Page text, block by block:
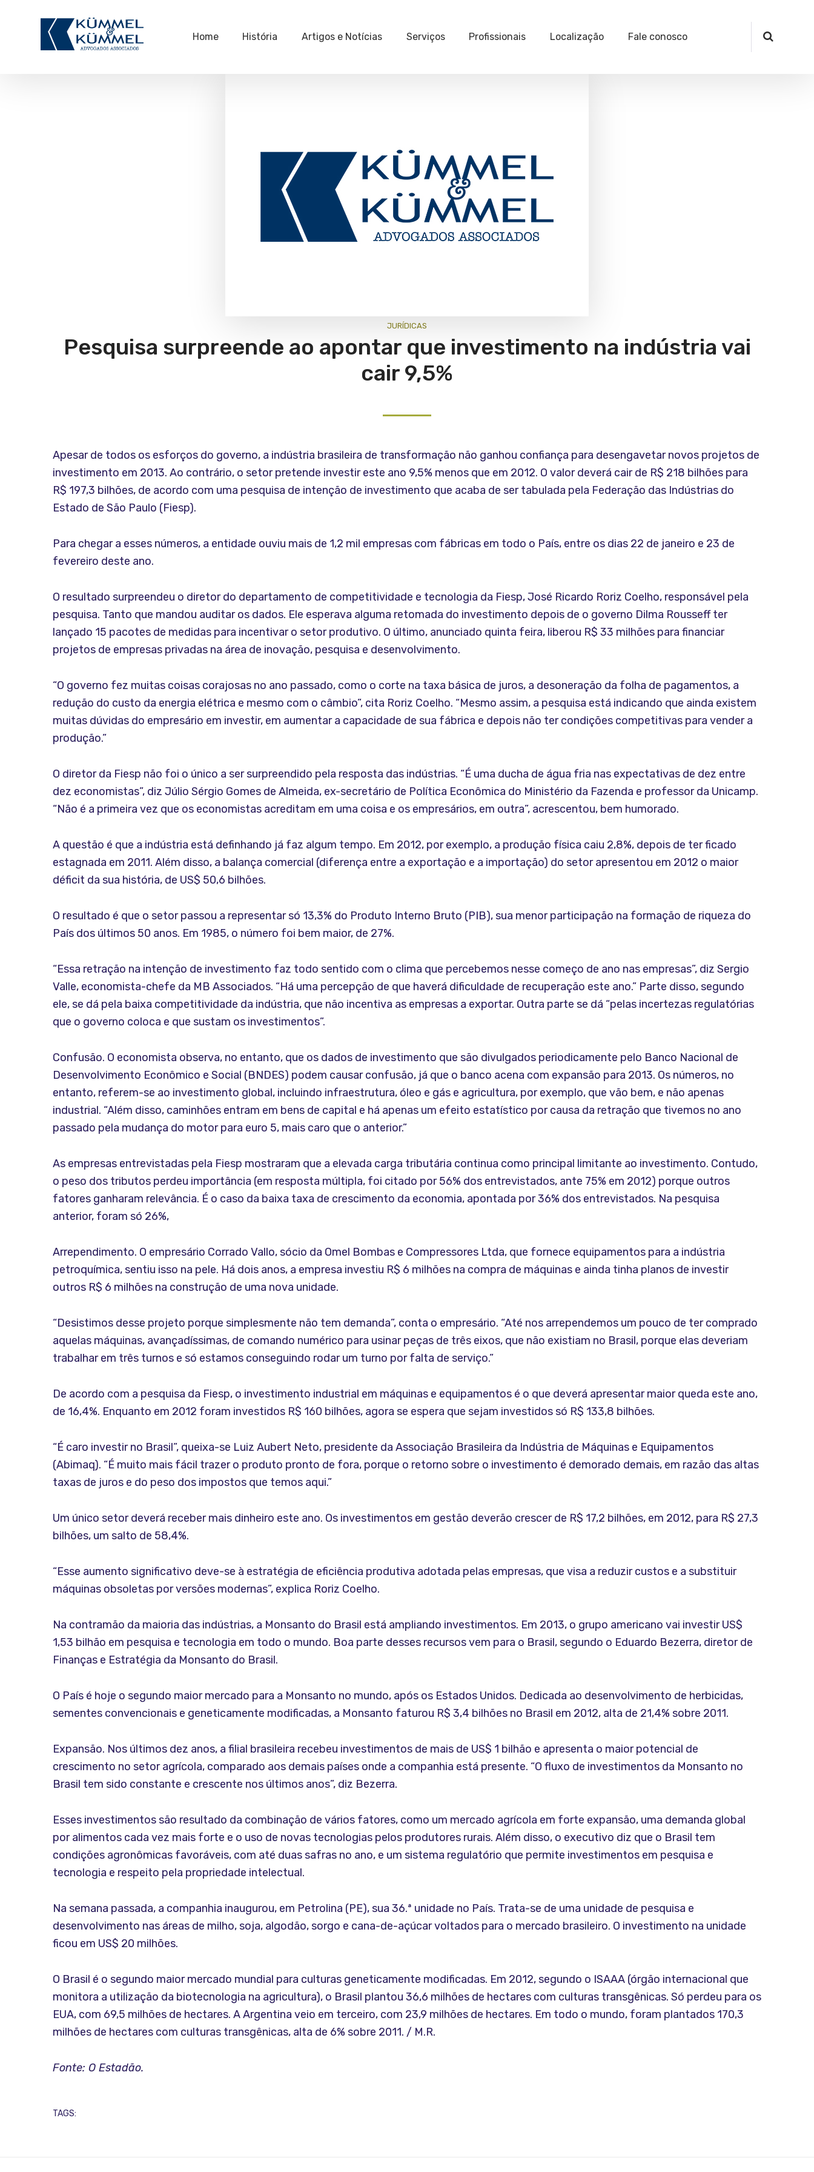
Home História Artigos e Notícias Serviços Profissionais Localização Fale conosco
JURÍ­DICAS
Pesquisa surpreende ao apontar que investimento na indústria vai
cair 9,5%
Apesar de todos os esforços do governo, a indústria brasileira de transformação não ganhou confiança para desengavetar novos projetos de
investimento em 2013. Ao contrário, o setor pretende investir este ano 9,5% menos que em 2012. O valor deverá cair de R$ 218 bilhões para
R$ 197,3 bilhões, de acordo com uma pesquisa de intenção de investimento que acaba de ser tabulada pela Federação das Indústrias do
Estado de São Paulo (Fiesp).
Para chegar a esses números, a entidade ouviu mais de 1,2 mil empresas com fábricas em todo o País, entre os dias 22 de janeiro e 23 de
fevereiro deste ano.
O resultado surpreendeu o diretor do departamento de competitividade e tecnologia da Fiesp, José Ricardo Roriz Coelho, responsável pela
pesquisa. Tanto que mandou auditar os dados. Ele esperava alguma retomada do investimento depois de o governo Dilma Rousseff ter
lançado 15 pacotes de medidas para incentivar o setor produtivo. O último, anunciado quinta feira, liberou R$ 33 milhões para financiar
projetos de empresas privadas na área de inovação, pesquisa e desenvolvimento.
“O governo fez muitas coisas corajosas no ano passado, como o corte na taxa básica de juros, a desoneração da folha de pagamentos, a
redução do custo da energia elétrica e mesmo com o câmbio”, cita Roriz Coelho. “Mesmo assim, a pesquisa está indicando que ainda existem
muitas dúvidas do empresário em investir, em aumentar a capacidade de sua fábrica e depois não ter condições competitivas para vender a
produção.”
O diretor da Fiesp não foi o único a ser surpreendido pela resposta das indústrias. “É uma ducha de água fria nas expectativas de dez entre
dez economistas”, diz Júlio Sérgio Gomes de Almeida, ex-secretário de Política Econômica do Ministério da Fazenda e professor da Unicamp.
“Não é a primeira vez que os economistas acreditam em uma coisa e os empresários, em outra”, acrescentou, bem humorado.
A questão é que a indústria está definhando já faz algum tempo. Em 2012, por exemplo, a produção física caiu 2,8%, depois de ter ficado
estagnada em 2011. Além disso, a balança comercial (diferença entre a exportação e a importação) do setor apresentou em 2012 o maior
déficit da sua história, de US$ 50,6 bilhões.
O resultado é que o setor passou a representar só 13,3% do Produto Interno Bruto (PIB), sua menor participação na formação de riqueza do
País dos últimos 50 anos. Em 1985, o número foi bem maior, de 27%.
“Essa retração na intenção de investimento faz todo sentido com o clima que percebemos nesse começo de ano nas empresas”, diz Sergio
Valle, economista-chefe da MB Associados. “Há uma percepção de que haverá dificuldade de recuperação este ano.” Parte disso, segundo
ele, se dá pela baixa competitividade da indústria, que não incentiva as empresas a exportar. Outra parte se dá “pelas incertezas regulatórias
que o governo coloca e que sustam os investimentos”.
Confusão. O economista observa, no entanto, que os dados de investimento que são divulgados periodicamente pelo Banco Nacional de
Desenvolvimento Econômico e Social (BNDES) podem causar confusão, já que o banco acena com expansão para 2013. Os números, no
entanto, referem-se ao investimento global, incluindo infraestrutura, óleo e gás e agricultura, por exemplo, que vão bem, e não apenas
industrial. “Além disso, caminhões entram em bens de capital e há apenas um efeito estatístico por causa da retração que tivemos no ano
passado pela mudança do motor para euro 5, mais caro que o anterior.”
As empresas entrevistadas pela Fiesp mostraram que a elevada carga tributária continua como principal limitante ao investimento. Contudo,
o peso dos tributos perdeu importância (em resposta múltipla, foi citado por 56% dos entrevistados, ante 75% em 2012) porque outros
fatores ganharam relevância. É o caso da baixa taxa de crescimento da economia, apontada por 36% dos entrevistados. Na pesquisa
anterior, foram só 26%,
Arrependimento. O empresário Corrado Vallo, sócio da Omel Bombas e Compressores Ltda, que fornece equipamentos para a indústria
petroquímica, sentiu isso na pele. Há dois anos, a empresa investiu R$ 6 milhões na compra de máquinas e ainda tinha planos de investir
outros R$ 6 milhões na construção de uma nova unidade.
“Desistimos desse projeto porque simplesmente não tem demanda”, conta o empresário. “Até nos arrependemos um pouco de ter comprado
aquelas máquinas, avançadíssimas, de comando numérico para usinar peças de três eixos, que não existiam no Brasil, porque elas deveriam
trabalhar em três turnos e só estamos conseguindo rodar um turno por falta de serviço.”
De acordo com a pesquisa da Fiesp, o investimento industrial em máquinas e equipamentos é o que deverá apresentar maior queda este ano,
de 16,4%. Enquanto em 2012 foram investidos R$ 160 bilhões, agora se espera que sejam investidos só R$ 133,8 bilhões.
“É caro investir no Brasil”, queixa-se Luiz Aubert Neto, presidente da Associação Brasileira da Indústria de Máquinas e Equipamentos
(Abimaq). “É muito mais fácil trazer o produto pronto de fora, porque o retorno sobre o investimento é demorado demais, em razão das altas
taxas de juros e do peso dos impostos que temos aqui.”
Um único setor deverá receber mais dinheiro este ano. Os investimentos em gestão deverão crescer de R$ 17,2 bilhões, em 2012, para R$ 27,3
bilhões, um salto de 58,4%.
“Esse aumento significativo deve-se à estratégia de eficiência produtiva adotada pelas empresas, que visa a reduzir custos e a substituir
máquinas obsoletas por versões modernas”, explica Roriz Coelho.
Na contramão da maioria das indústrias, a Monsanto do Brasil está ampliando investimentos. Em 2013, o grupo americano vai investir US$
1,53 bilhão em pesquisa e tecnologia em todo o mundo. Boa parte desses recursos vem para o Brasil, segundo o Eduardo Bezerra, diretor de
Finanças e Estratégia da Monsanto do Brasil.
O País é hoje o segundo maior mercado para a Monsanto no mundo, após os Estados Unidos. Dedicada ao desenvolvimento de herbicidas,
sementes convencionais e geneticamente modificadas, a Monsanto faturou R$ 3,4 bilhões no Brasil em 2012, alta de 21,4% sobre 2011.
Expansão. Nos últimos dez anos, a filial brasileira recebeu investimentos de mais de US$ 1 bilhão e apresenta o maior potencial de
crescimento no setor agrícola, comparado aos demais países onde a companhia está presente. “O fluxo de investimentos da Monsanto no
Brasil tem sido constante e crescente nos últimos anos”, diz Bezerra.
Esses investimentos são resultado da combinação de vários fatores, como um mercado agrícola em forte expansão, uma demanda global
por alimentos cada vez mais forte e o uso de novas tecnologias pelos produtores rurais. Além disso, o executivo diz que o Brasil tem
condições agronômicas favoráveis, com até duas safras no ano, e um sistema regulatório que permite investimentos em pesquisa e
tecnologia e respeito pela propriedade intelectual.
Na semana passada, a companhia inaugurou, em Petrolina (PE), sua 36.ª unidade no País. Trata-se de uma unidade de pesquisa e
desenvolvimento nas áreas de milho, soja, algodão, sorgo e cana-de-açúcar voltados para o mercado brasileiro. O investimento na unidade
ficou em US$ 20 milhões.
O Brasil é o segundo maior mercado mundial para culturas geneticamente modificadas. Em 2012, segundo o ISAAA (órgão internacional que
monitora a utilização da biotecnologia na agricultura), o Brasil plantou 36,6 milhões de hectares com culturas transgênicas. Só perdeu para os
EUA, com 69,5 milhões de hectares. A Argentina veio em terceiro, com 23,9 milhões de hectares. Em todo o mundo, foram plantados 170,3
milhões de hectares com culturas transgênicas, alta de 6% sobre 2011. / M.R.
Fonte: O Estadão.
TAGS: